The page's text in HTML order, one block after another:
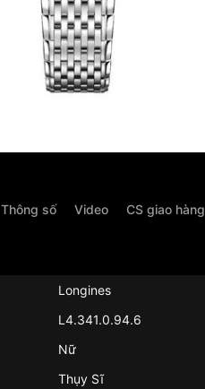
Thông số Video CS giao hàng
Longines
L4.341.0.94.6
Nữ
Thụy Sĩ